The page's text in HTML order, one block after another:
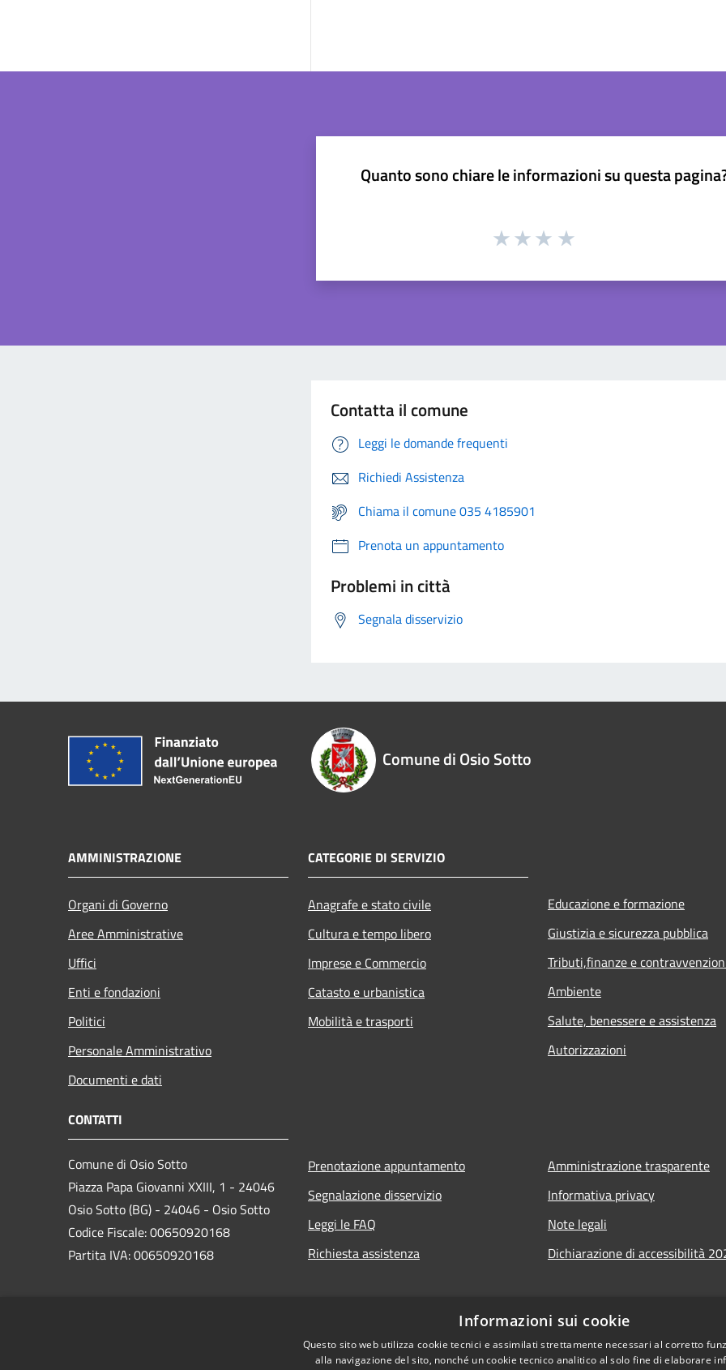
Quanto sono chiare le informazioni su questa
Contatta il comune
Leggi le domande frequenti
Richiedi Assistenza
Chiama il comune 035 4185901
Prenota un appuntamento
Problemi in città
Segnala disservizio
Comune di Osio Sotto
AMMINISTRAZIONE
Organi di Governo
Aree Amministrative
Uffici
Enti e fondazioni
Politici
Personale Amministrativo
Documenti e dati
CATEGORIE DI SERVIZIO
Anagrafe e stato civile
Cultura e tempo libero
Imprese e Commercio
Catasto e urbanistica
Mobilità e trasporti
Educazione e formazione
Giustizia e sicurezza pubblica
Tributi,finanze e
Ambiente
Salute, benessere e assistenza
Autorizzazioni
CONTATTI
Comune di Osio Sotto
Piazza Papa Giovanni XXIII, 1 - 24046
Osio Sotto (BG) - 24046 - Osio Sotto
Codice Fiscale: 00650920168
Partita IVA: 00650920168
Prenotazione appuntamento
Segnalazione disservizio
Leggi le FAQ
Richiesta assistenza
Amministrazione trasparente
Informativa privacy
Note legali
Dichiarazione di accessibilità
Informazioni sui cookie
Questo sito web utilizza cookie tecnici e assimilati strettamente necessari al corretto
alla navigazione del sito, nonché un cookie tecnico analitico al solo fine di elaborare